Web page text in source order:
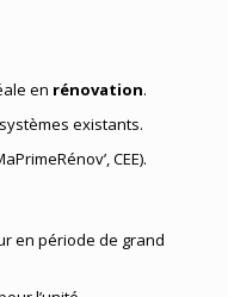
en rénovation.
existants.
CEE).
en période de grand